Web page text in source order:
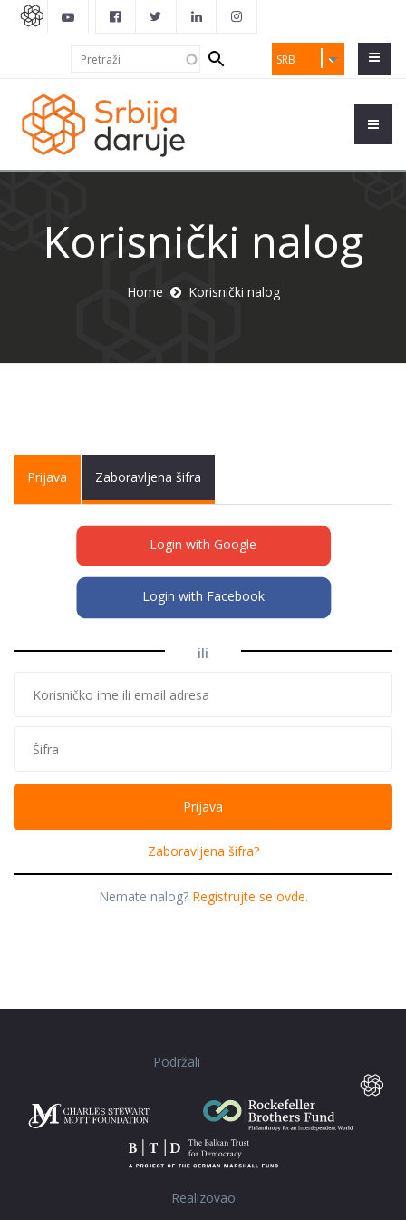
SRB
Search
form
Korisnički nalog
Home Korisnički nalog
Primary tabs
Prijava (activeZaboravljena šifra
Login with Google
Login with Facebook
ili
Zaboravljena šifra?
Nemate nalog? Registrujte se ovde.
Podržali
Realizovao